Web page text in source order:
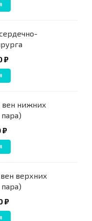
₽
нижних
₽
верхних
₽